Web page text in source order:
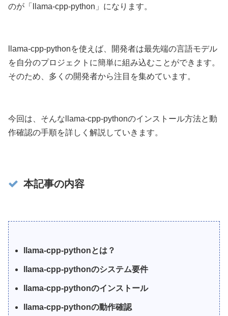
のが「llama-cpp-python」になります。
llama-cpp-pythonを使えば、開発者は最先端の言語モデル
を自分のプロジェクトに簡単に組み込むことができます。
そのため、多くの開発者から注目を集めています。
今回は、そんなllama-cpp-pythonのインストール方法と動
作確認の手順を詳しく解説していきます。
本記事の内容
llama-cpp-pythonとは？
llama-cpp-pythonのシステム要件
llama-cpp-pythonのインストール
llama-cpp-pythonの動作確認